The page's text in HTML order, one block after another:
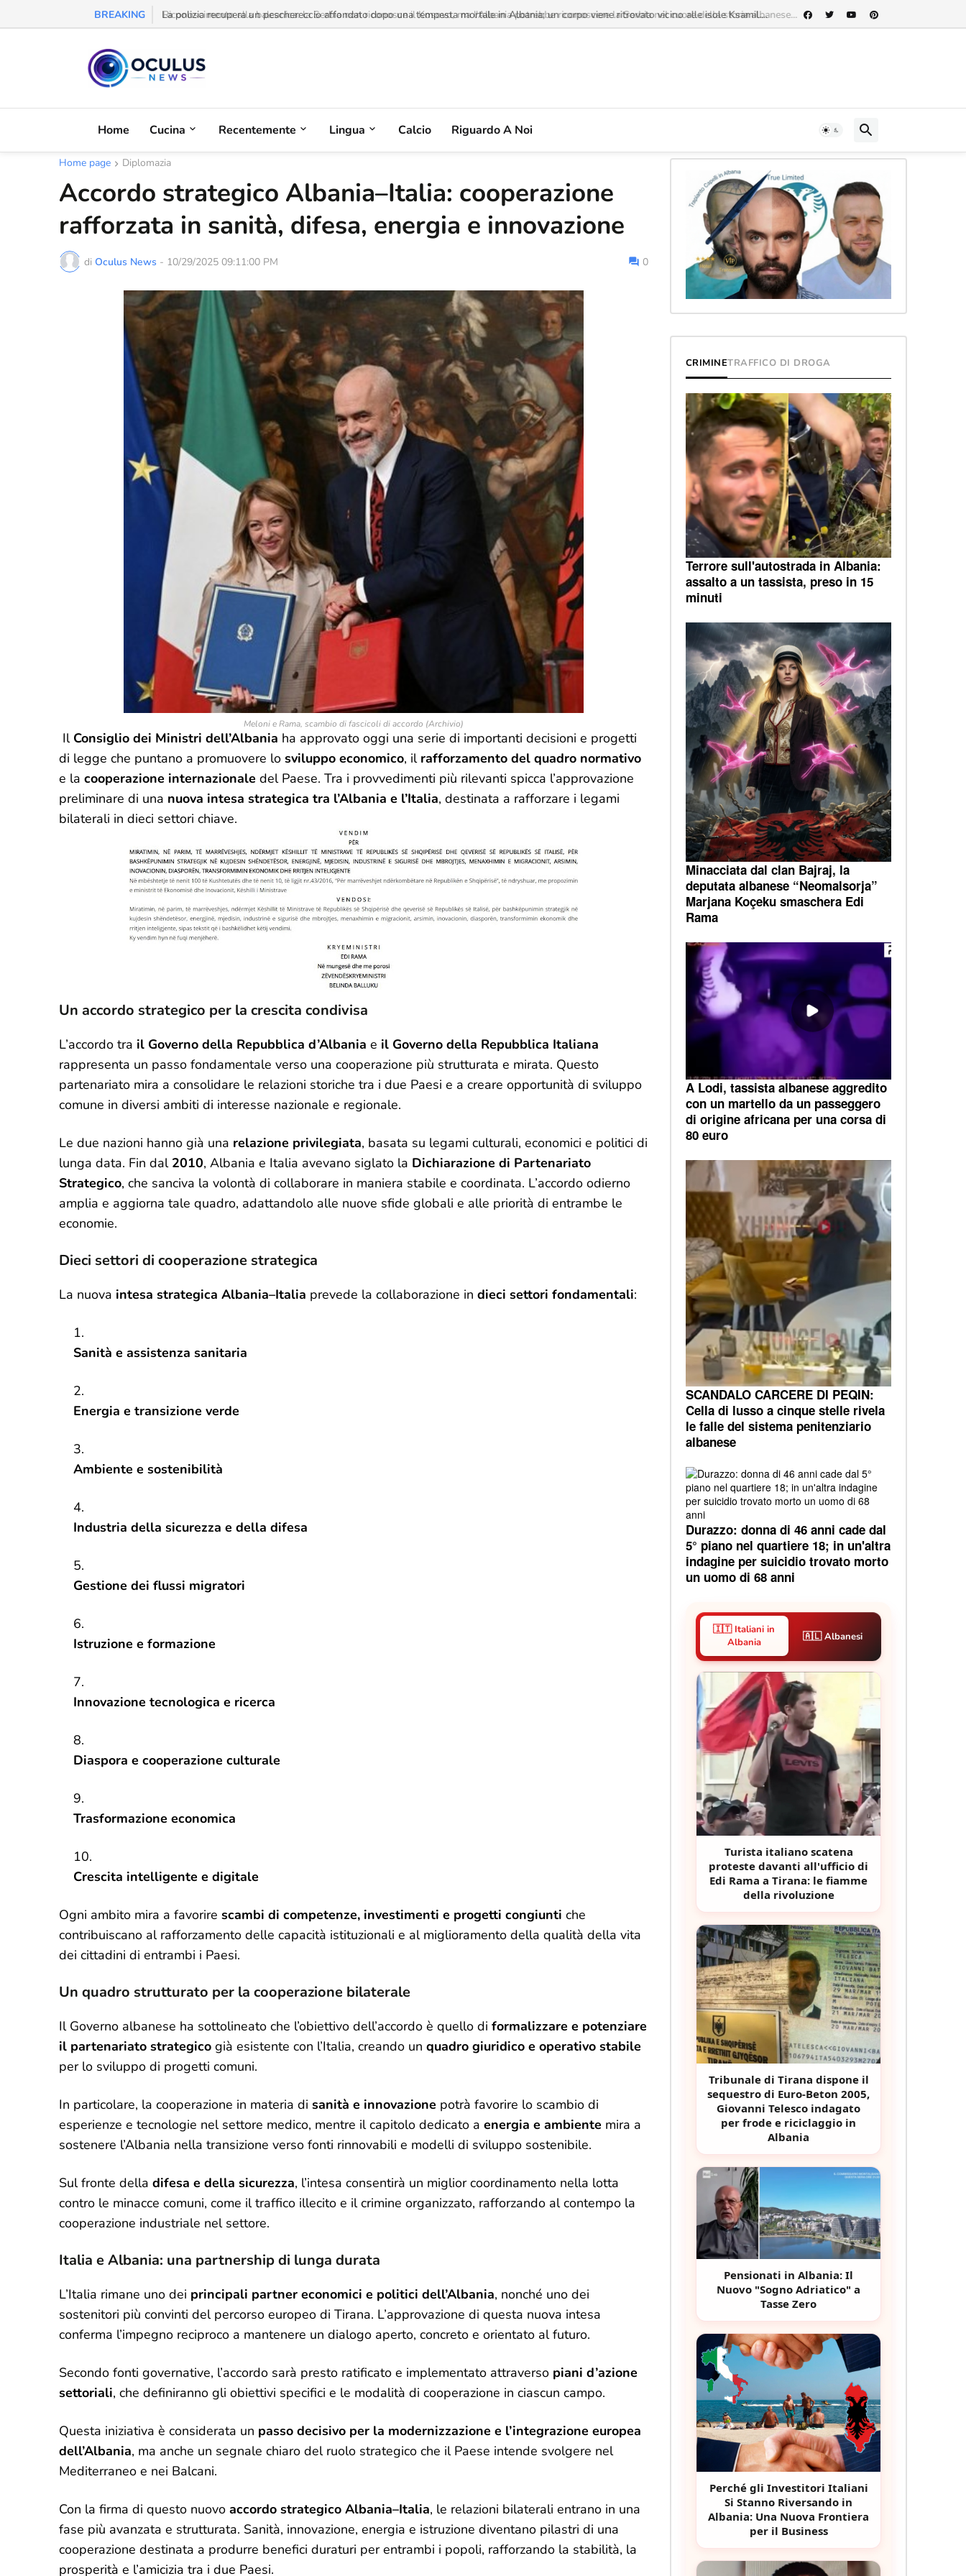
BREAKING La polizia recupera un peschereccio affondato dopo una tempesta mortale in Albania; un corpo viene ritrovato vicino alle isole Ksamil....
Home Cucina Recentemente Lingua Calcio Riguardo A Noi
Home page Diplomazia
Accordo strategico Albania–Italia: cooperazione
rafforzata in sanità, difesa, energia e innovazione
di Oculus News - 10/29/2025 09:11:00 PM 0
Meloni e Rama, scambio di fascicoli di accordo (Archivio)
Il Consiglio dei Ministri dell’Albania ha approvato oggi una serie di importanti decisioni e progetti
di legge che puntano a promuovere lo sviluppo economico, il rafforzamento del quadro normativo
e la cooperazione internazionale del Paese. Tra i provvedimenti più rilevanti spicca l’approvazione
preliminare di una nuova intesa strategica tra l’Albania e l’Italia, destinata a rafforzare i legami
bilaterali in dieci settori chiave.
Un accordo strategico per la crescita condivisa
L’accordo tra il Governo della Repubblica d’Albania e il Governo della Repubblica Italiana
rappresenta un passo fondamentale verso una cooperazione più strutturata e mirata. Questo
partenariato mira a consolidare le relazioni storiche tra i due Paesi e a creare opportunità di sviluppo
comune in diversi ambiti di interesse nazionale e regionale.
Le due nazioni hanno già una relazione privilegiata, basata su legami culturali, economici e politici di
lunga data. Fin dal 2010, Albania e Italia avevano siglato la Dichiarazione di Partenariato
Strategico, che sanciva la volontà di collaborare in maniera stabile e coordinata. L’accordo odierno
amplia e aggiorna tale quadro, adattandolo alle nuove sfide globali e alle priorità di entrambe le
economie.
Dieci settori di cooperazione strategica
La nuova intesa strategica Albania–Italia prevede la collaborazione in dieci settori fondamentali:
Sanità e assistenza sanitaria
Energia e transizione verde
Ambiente e sostenibilità
Industria della sicurezza e della difesa
Gestione dei flussi migratori
Istruzione e formazione
Innovazione tecnologica e ricerca
Diaspora e cooperazione culturale
Trasformazione economica
Crescita intelligente e digitale
Ogni ambito mira a favorire scambi di competenze, investimenti e progetti congiunti che
contribuiscano al rafforzamento delle capacità istituzionali e al miglioramento della qualità della vita
dei cittadini di entrambi i Paesi.
Un quadro strutturato per la cooperazione bilaterale
Il Governo albanese ha sottolineato che l’obiettivo dell’accordo è quello di formalizzare e potenziare
il partenariato strategico già esistente con l’Italia, creando un quadro giuridico e operativo stabile
per lo sviluppo di progetti comuni.
In particolare, la cooperazione in materia di sanità e innovazione potrà favorire lo scambio di
esperienze e tecnologie nel settore medico, mentre il capitolo dedicato a energia e ambiente mira a
sostenere l’Albania nella transizione verso fonti rinnovabili e modelli di sviluppo sostenibile.
Sul fronte della difesa e della sicurezza, l’intesa consentirà un miglior coordinamento nella lotta
contro le minacce comuni, come il traffico illecito e il crimine organizzato, rafforzando al contempo la
cooperazione industriale nel settore.
Italia e Albania: una partnership di lunga durata
L’Italia rimane uno dei principali partner economici e politici dell’Albania, nonché uno dei
sostenitori più convinti del percorso europeo di Tirana. L’approvazione di questa nuova intesa
conferma l’impegno reciproco a mantenere un dialogo aperto, concreto e orientato al futuro.
Secondo fonti governative, l’accordo sarà presto ratificato e implementato attraverso piani d’azione
settoriali, che definiranno gli obiettivi specifici e le modalità di cooperazione in ciascun campo.
Questa iniziativa è considerata un passo decisivo per la modernizzazione e l’integrazione europea
dell’Albania, ma anche un segnale chiaro del ruolo strategico che il Paese intende svolgere nel
Mediterraneo e nei Balcani.
Con la firma di questo nuovo accordo strategico Albania–Italia, le relazioni bilaterali entrano in una
fase più avanzata e strutturata. Sanità, innovazione, energia e istruzione diventano pilastri di una
cooperazione destinata a produrre benefici duraturi per entrambi i popoli, rafforzando la stabilità, la
prosperità e l’amicizia tra i due Paesi.
CRIMINETRAFFICO DI DROGA
Terrore sull'autostrada in Albania:
assalto a un tassista, preso in 15
minuti
Minacciata dal clan Bajraj, la
deputata albanese “Neomalsorja”
Marjana Koçeku smaschera Edi
Rama
A Lodi, tassista albanese aggredito
con un martello da un passeggero
di origine africana per una corsa di
80 euro
SCANDALO CARCERE DI PEQIN:
Cella di lusso a cinque stelle rivela
le falle del sistema penitenziario
albanese
Durazzo: donna di 46 anni cade dal
5° piano nel quartiere 18; in un'altra
indagine per suicidio trovato morto
un uomo di 68 anni
🇮🇹 Italiani in
Albania
🇦🇱 Albanesi
Turista italiano scatena
proteste davanti all'ufficio di
Edi Rama a Tirana: le fiamme
della rivoluzione
Tribunale di Tirana dispone il
sequestro di Euro-Beton 2005,
Giovanni Telesco indagato
per frode e riciclaggio in
Albania
Pensionati in Albania: Il
Nuovo "Sogno Adriatico" a
Tasse Zero
Perché gli Investitori Italiani
Si Stanno Riversando in
Albania: Una Nuova Frontiera
per il Business